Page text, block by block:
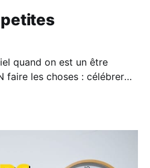
petites
quand on est un être
faire les choses : célébrer
importe la façon - la
(Elles sont tant méritées !) Tu le